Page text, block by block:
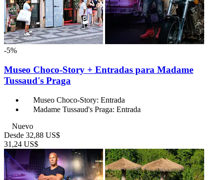
-5%
Museo Choco-Story + Entradas para Madame
Tussaud's Praga
Museo Choco-Story: Entrada
Madame Tussaud's Praga: Entrada
Nuevo
Desde 32,88 US$
31,24 US$